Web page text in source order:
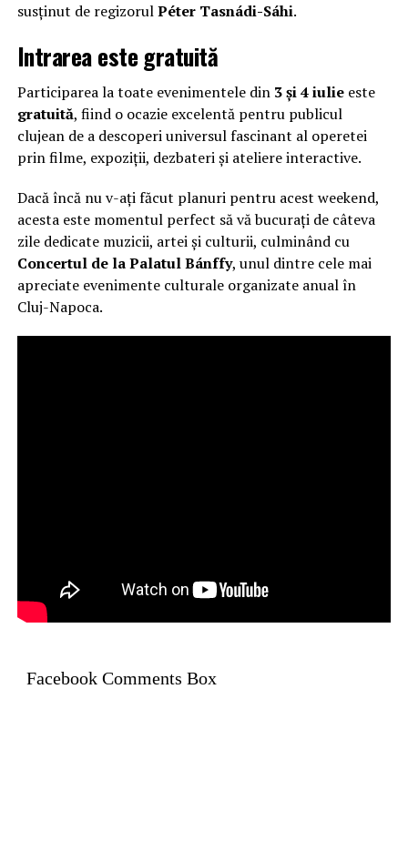
susținut de regizorulPéter Tasnádi-Sáhi.
Intrarea este gratuită
Participarea la toate evenimentele din 3 și 4 iulieeste
gratuită, fiind o ocazie excelentă pentru publicul
clujean de a descoperi universul fascinant al operetei
prin filme, expoziții, dezbateri și ateliere interactive.
Dacă încă nu v-ați făcut planuri pentru acest weekend,
acesta este momentul perfect să vă bucurați de câteva
zile dedicate muzicii, artei și culturii, culminând cu
Concertul de la Palatul Bánffy, unul dintre cele mai
apreciate evenimente culturale organizate anual în
Cluj-Napoca.
Facebook Comments Box